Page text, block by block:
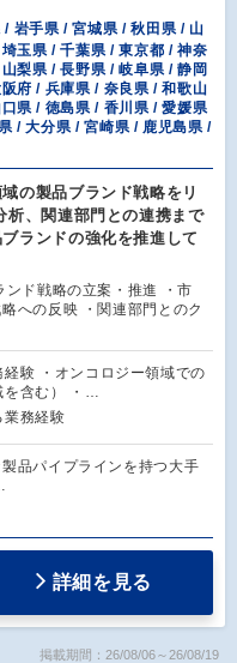
/ 岩手県 / 宮城県 / 秋田県 / 山
玉県 / 千葉県 / 東京都 / 神奈
梨県 / 長野県 / 岐阜県 / 静岡
府 / 兵庫県 / 奈良県 / 和歌山
県 / 徳島県 / 香川県 / 愛媛県
/ 大分県 / 宮崎県 / 鹿児島県 /
の製品ブランド戦略をリ
析、関連部門との連携まで
ランドの強化を推進して
ンド戦略の立案・推進 ・市
への反映 ・関連部門とのク
経験 ・オンコロジー領域での
含む） ・…
業務経験
品パイプラインを持つ大手
詳細を見る
掲載期間：26/08/06～26/08/19